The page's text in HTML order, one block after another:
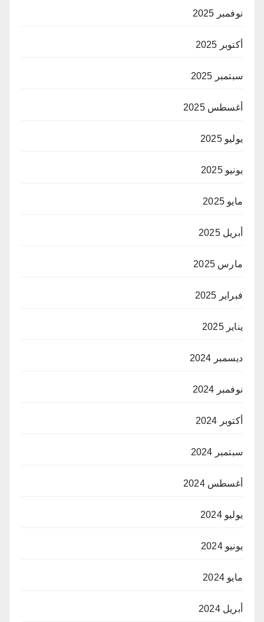
نوفمبر 2025
أكتوبر 2025
سبتمبر 2025
أغسطس 2025
يوليو 2025
يونيو 2025
مايو 2025
أبريل 2025
مارس 2025
فبراير 2025
يناير 2025
ديسمبر 2024
نوفمبر 2024
أكتوبر 2024
سبتمبر 2024
أغسطس 2024
يوليو 2024
يونيو 2024
مايو 2024
أبريل 2024